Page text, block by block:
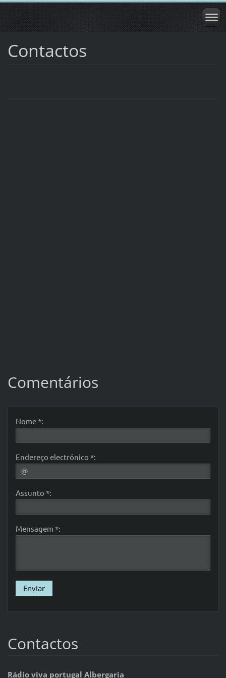
Contactos
Comentários
Nome *:
Endereço electrónico *:
Assunto *:
Mensagem *:
Contactos
Rádio viva portugal Albergaria